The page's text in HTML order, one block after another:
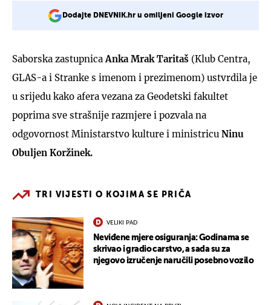
Dodajte DNEVNIK.hr u omiljeni Google izvor
Saborska zastupnica Anka Mrak Taritaš (Klub Centra,
GLAS-a i Stranke s imenom i prezimenom) ustvrdila je
u srijedu kako afera vezana za Geodetski fakultet
poprima sve strašnije razmjere i pozvala na
odgovornost Ministarstvo kulture i ministricu Ninu
Obuljen Koržinek.
TRI VIJESTI O KOJIMA SE PRIČA
VELIKI PAD
Neviđene mjere osiguranja: Godinama se
skrivao i gradio carstvo, a sada su za
njegovo izručenje naručili posebno vozilo